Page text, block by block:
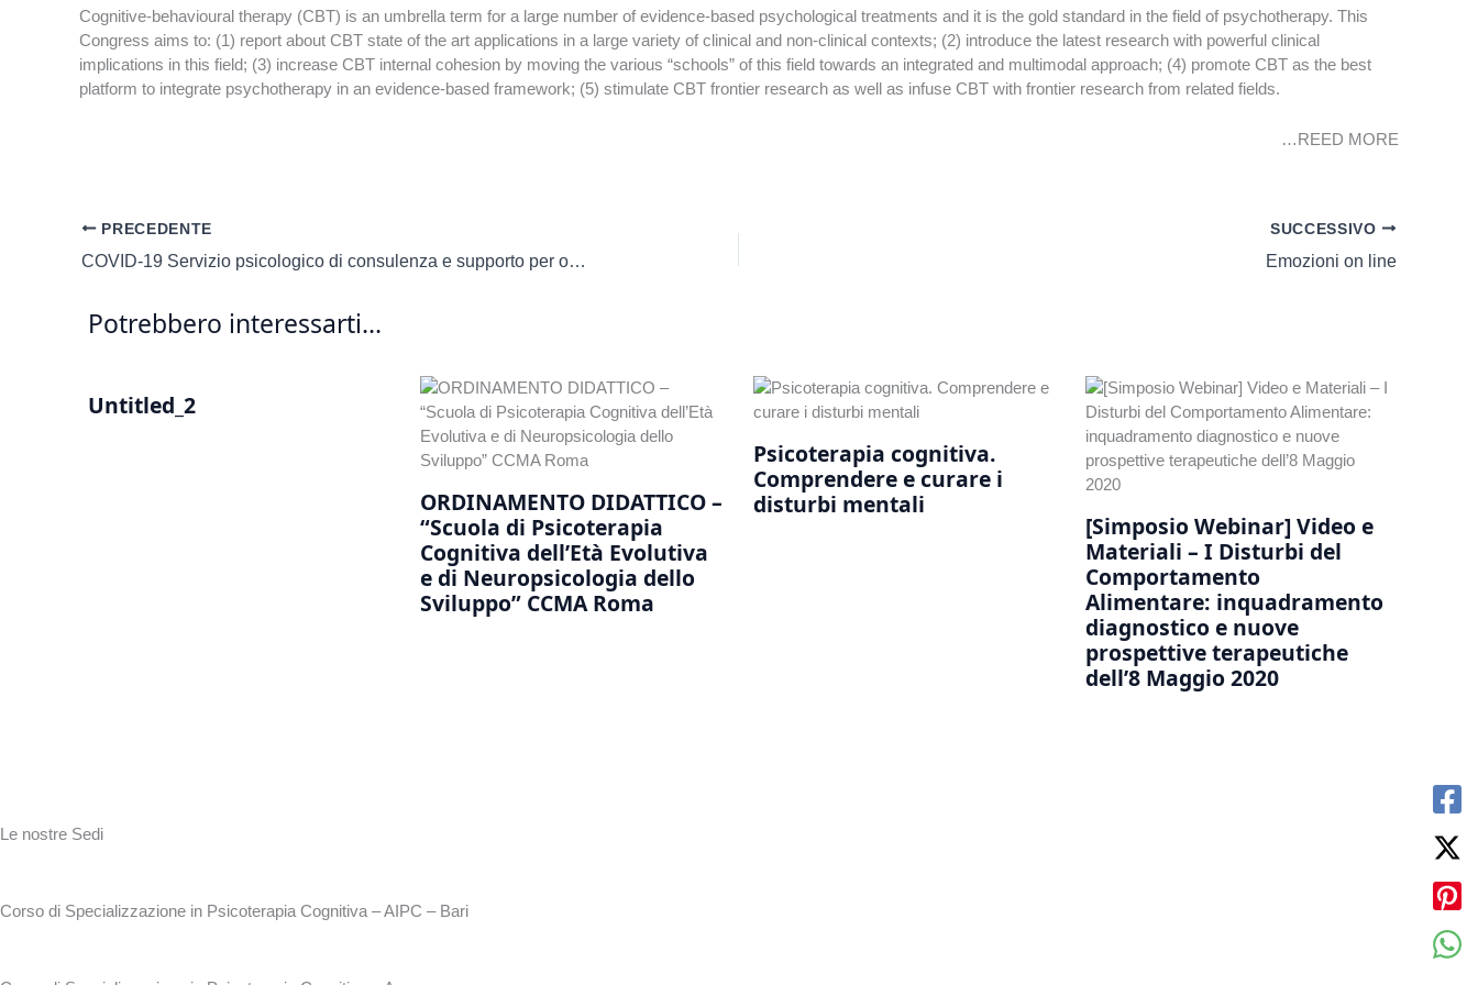
Cognitive-behavioural therapy (CBT) is an umbrella term for a large number of evidence-based psychological treatments and it is the gold standard in the field of psychotherapy. This
Congress aims to: (1) report about CBT state of the art applications in a large variety of clinical and non-clinical contexts; (2) introduce the latest research with powerful clinical
implications in this field; (3) increase CBT internal cohesion by moving the various “schools” of this field towards an integrated and multimodal approach; (4) promote CBT as the best
platform to integrate psychotherapy in an evidence-based framework; (5) stimulate CBT frontier research as well as infuse CBT with frontier research from related fields.
…REED MORE
PRECEDENTE
COVID-19 Servizio psicologico di consulenza e supporto per operatori sanitari
SUCCESSIVO
Emozioni on line
Potrebbero interessarti...
Untitled_2
ORDINAMENTO DIDATTICO –
“Scuola di Psicoterapia
Cognitiva dell’Età Evolutiva
e di Neuropsicologia dello
Sviluppo” CCMA Roma
Psicoterapia cognitiva.
Comprendere e curare i
disturbi mentali
[Simposio Webinar] Video e
Materiali – I Disturbi del
Comportamento
Alimentare: inquadramento
diagnostico e nuove
prospettive terapeutiche
dell’8 Maggio 2020
Le nostre Sedi
Corso di Specializzazione in Psicoterapia Cognitiva – AIPC – Bari